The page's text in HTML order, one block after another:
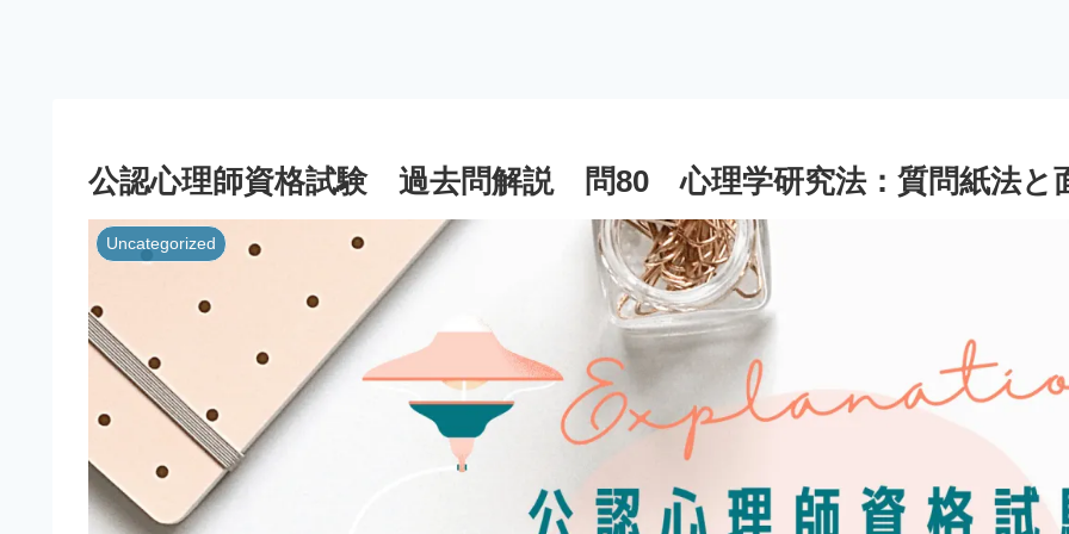
公認心理師資格試験 過去問解説 問80 心理学研究法：質問紙法と
Uncategorized